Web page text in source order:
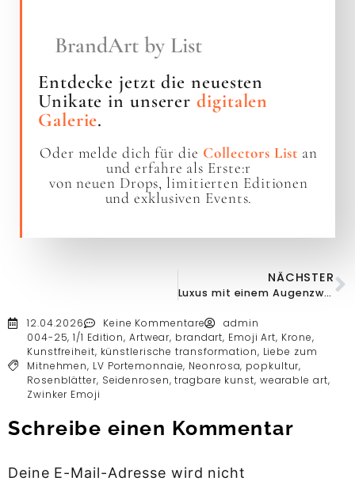
BrandArt by List
Entdecke jetzt die neuesten
Unikate in unsererdigitalen
Galerie.
Oder melde dich für die Collectors List an
und erfahre als Erste:r
von neuen Drops, limitierten Editionen
und exklusiven Events.
NÄCHSTER
Luxus mit einem Augenzwinkern
12.04.2026 Keine Kommentare
admin
004-25,1/1 Edition, Artwear, brandart, Emoji Art, Krone,
Kunstfreiheit, künstlerische transformation, Liebe zum
Mitnehmen, LV Portemonnaie, Neonrosa, popkultur,
Rosenblätter, Seidenrosen,tragbare kunst, wearable art,
Zwinker Emoji
Schreibe einen Kommentar
Deine E-Mail-Adresse wird nicht